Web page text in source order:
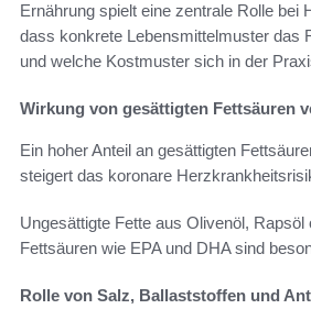
Ernährung spielt eine zentrale Rolle bei
dass konkrete Lebensmittelmuster das
und welche Kostmuster sich in der
Wirkung von gesättigten Fettsäuren
Ein hoher Anteil an gesättigten
steigert das koronare
Ungesättigte Fette aus Olivenöl,
Fettsäuren wie EPA und DHA sind
Rolle von Salz, Ballaststoffen und